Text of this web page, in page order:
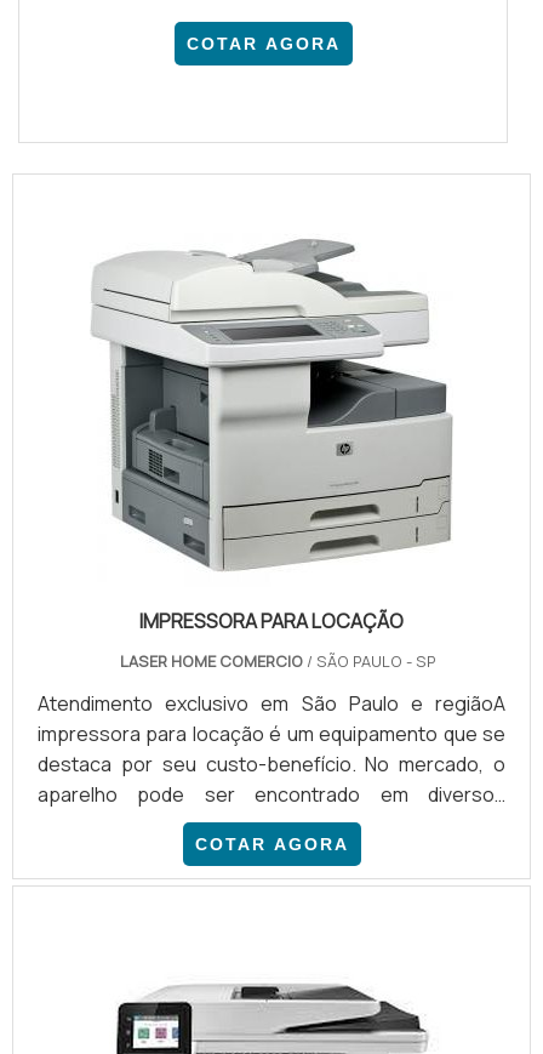
COTAR AGORA
IMPRESSORA PARA LOCAÇÃO
LASER HOME COMERCIO / SÃO PAULO - SP
Atendimento exclusivo em São Paulo e regiãoA
impressora para locação é um equipamento que se
destaca por seu custo-benefício. No mercado, o
aparelho pode ser encontrado em diversos
modelos, destinados para uma gama de atividades.
Entre as impressoras mais comuns, citamos:
Impressora à laser; Impressora plotters; Impressora
COTAR AGORA